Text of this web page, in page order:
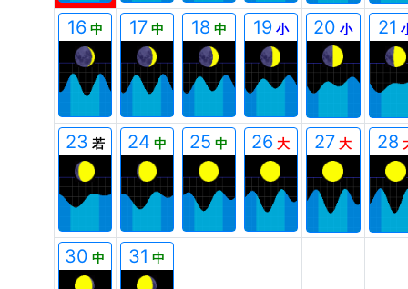
16 中 17 中 18 中 19 小 20 小 21
23 若 24 中 25 中 26 大 27 大 28
30 中 31 中